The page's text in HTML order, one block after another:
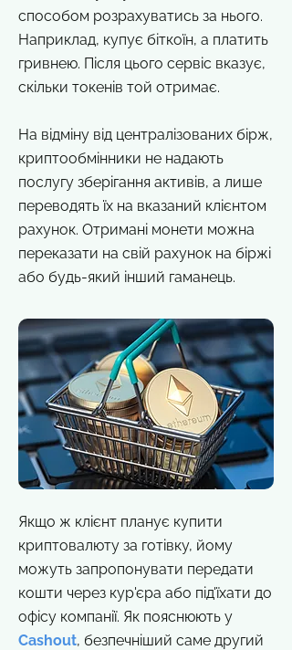
способом розрахуватись за нього.
Наприклад, купує біткоїн, а платить
гривнею. Після цього сервіс вказує,
скільки токенів той отримає.
На відміну від централізованих бірж,
криптообмінники не надають
послугу зберігання активів, а лише
переводять їх на вказаний клієнтом
рахунок. Отримані монети можна
переказати на свій рахунок на біржі
або будь-який інший гаманець.
Якщо ж клієнт планує купити
криптовалюту за готівку, йому
можуть запропонувати передати
кошти через кур'єра або під'їхати до
офісу компанії. Як пояснюють у
Сashout, безпечніший саме другий